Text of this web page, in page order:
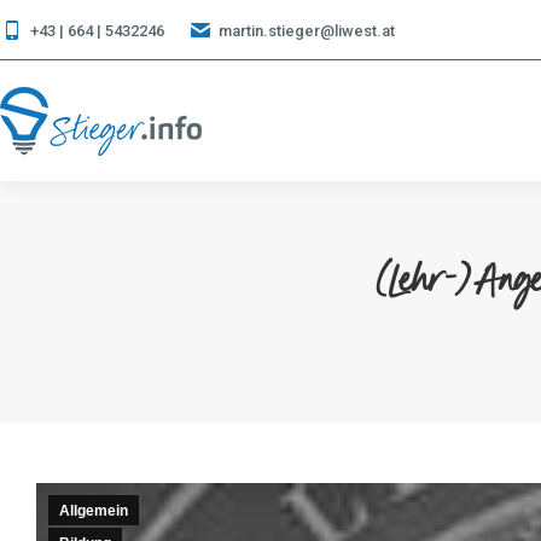
+43 | 664 | 5432246 martin.stieger@liwest.at
(Lehr-
Allgemein